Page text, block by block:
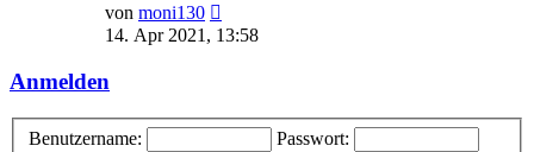
von moni130
Beitrag
14. Apr 2021, 13:58
Anmelden
Benutzername:
Passwort: